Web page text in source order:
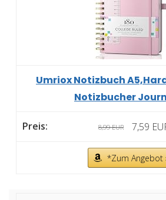
Umriox Notizbuch
Notizbucher
8,99 EUR 7,59
*Zum Angebot